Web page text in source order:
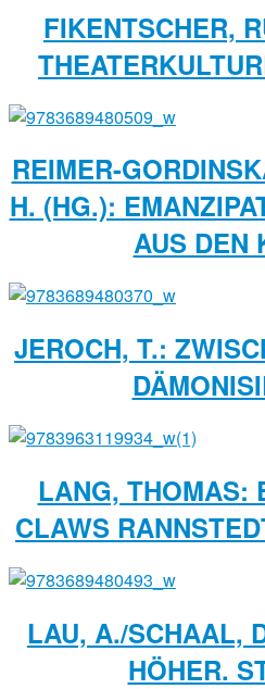
FIKENTSCHER,
REIMER-
H. (HG.):
AUS DEN
JEROCH, T.:
LANG, THOMAS:
CLAWS
LAU, A./SCHAAL,
HÖHER.